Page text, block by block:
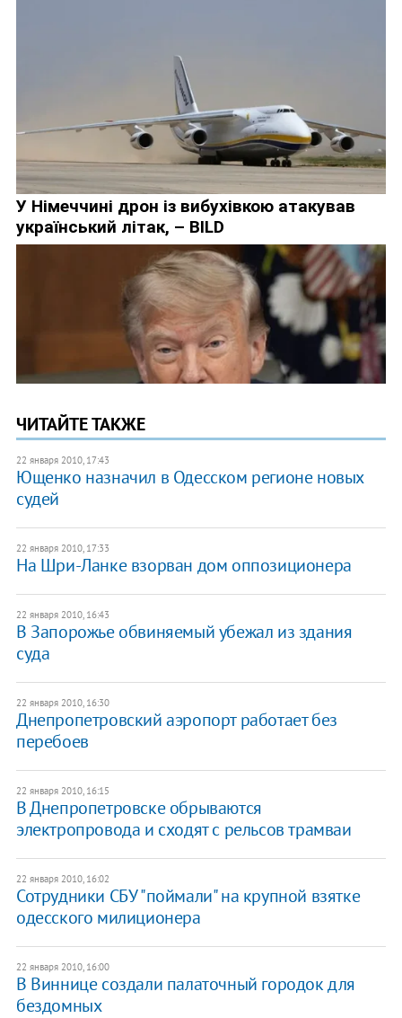
ЧИТАЙТЕ ТАКЖЕ
22 января 2010, 17:43
Ющенко назначил в Одесском регионе новых
судей
22 января 2010, 17:33
На Шри-Ланке взорван дом оппозиционера
22 января 2010, 16:43
В Запорожье обвиняемый убежал из здания
суда
22 января 2010, 16:30
Днепропетровский аэропорт работает без
перебоев
22 января 2010, 16:15
В Днепропетровске обрываются
электропровода и сходят с рельсов трамваи
22 января 2010, 16:02
Сотрудники СБУ "поймали" на крупной взятке
одесского милиционера
22 января 2010, 16:00
В Виннице создали палаточный городок для
бездомных